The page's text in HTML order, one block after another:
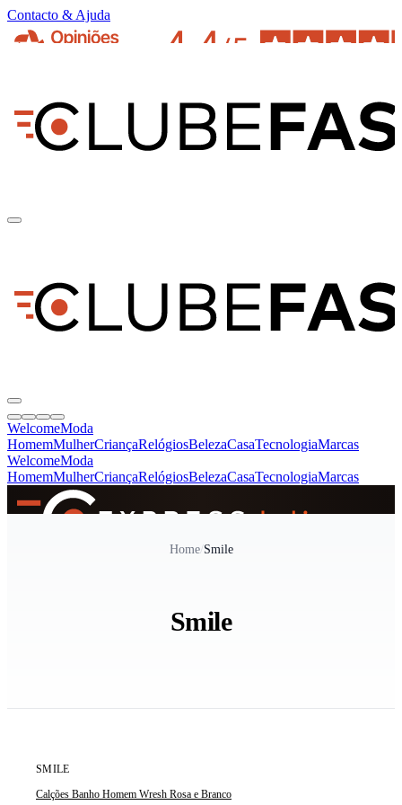
Contacto & Ajuda
WelcomeModa
HomemMulherCriançaRelógiosBelezaCasaTecnologiaMarcas
WelcomeModa
HomemMulherCriançaRelógiosBelezaCasaTecnologiaMarcas
Home/Smile
Smile
SMILE
Calções Banho Homem Wresh Rosa e Branco